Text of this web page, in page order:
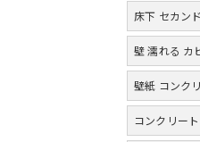
床下 セカン
壁 濡れる カ
壁紙 コンク
コンクリー